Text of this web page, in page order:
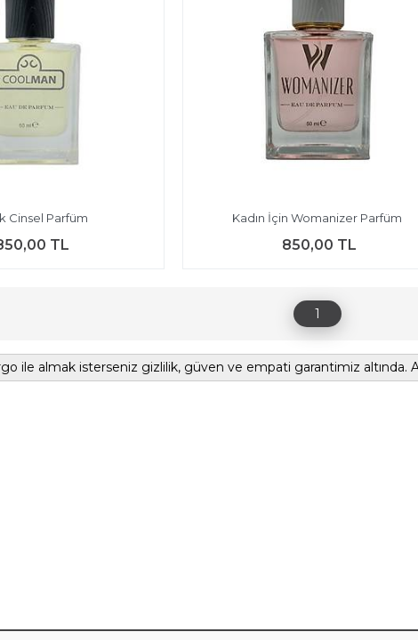
Cinsel Parfüm
TL
Kadın İçin Womanizer Parfüm
850,00 TL
1
ile almak isterseniz gizlilik, güven ve empati garantimiz altında.